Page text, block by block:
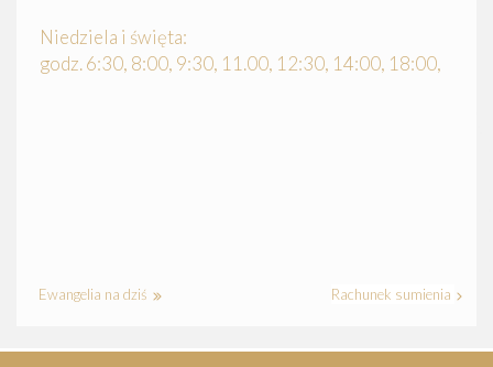
Niedziela i święta:
godz. 6:30, 8:00, 9:30, 11.00, 12:30, 14:00, 18:00,
Ewangelia na dziś Rachunek sumienia